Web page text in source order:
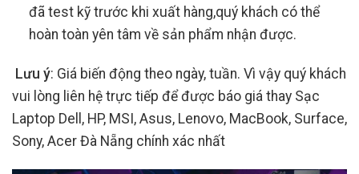
đã test kỹ trước khi xuất hàng,quý khách có thể
hoàn toàn yên tâm về sản phẩm nhận được.
Lưu ý: Giá biến động theo ngày, tuần. Vì vậy quý khách
vui lòng liên hệ trực tiếp để được báo giá thay Sạc
Laptop Dell, HP, MSI, Asus, Lenovo, MacBook, Surface,
Sony, Acer Đà Nẵng chính xác nhất